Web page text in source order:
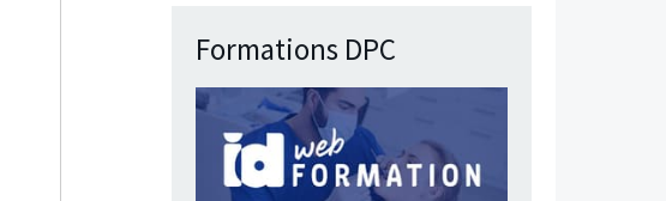
Formations DPC